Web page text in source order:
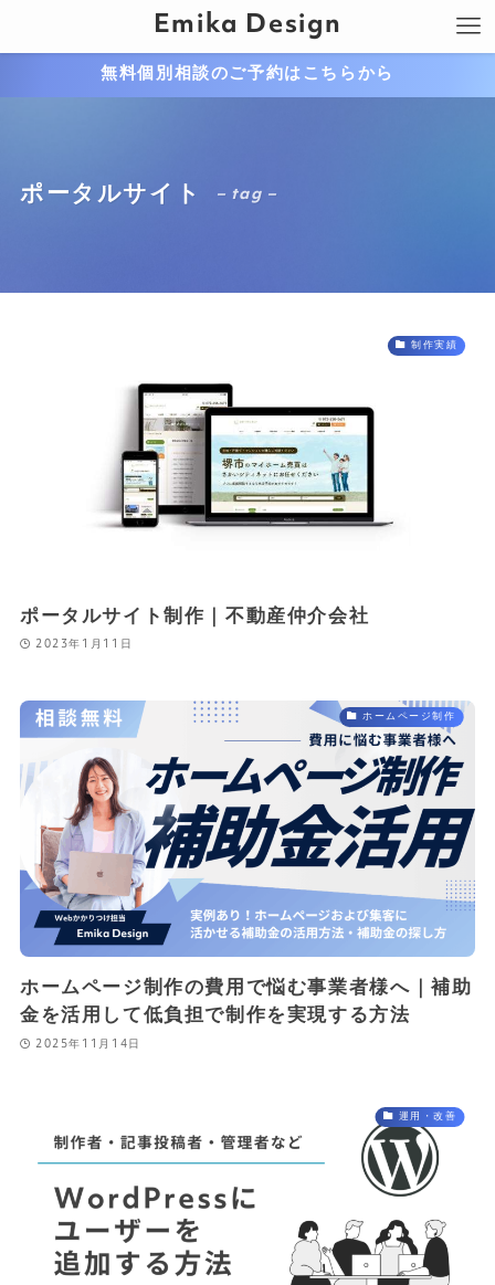
Emika Design
無料個別相談のご予約はこちらから
ポータルサイト – tag –
制作実績
ポータルサイト制作｜不動産仲介会社
2023年1月11日
ホームページ制作
ホームページ制作の費用で悩む事業者様へ｜補助
金を活用して低負担で制作を実現する方法
2025年11月14日
運用・改善